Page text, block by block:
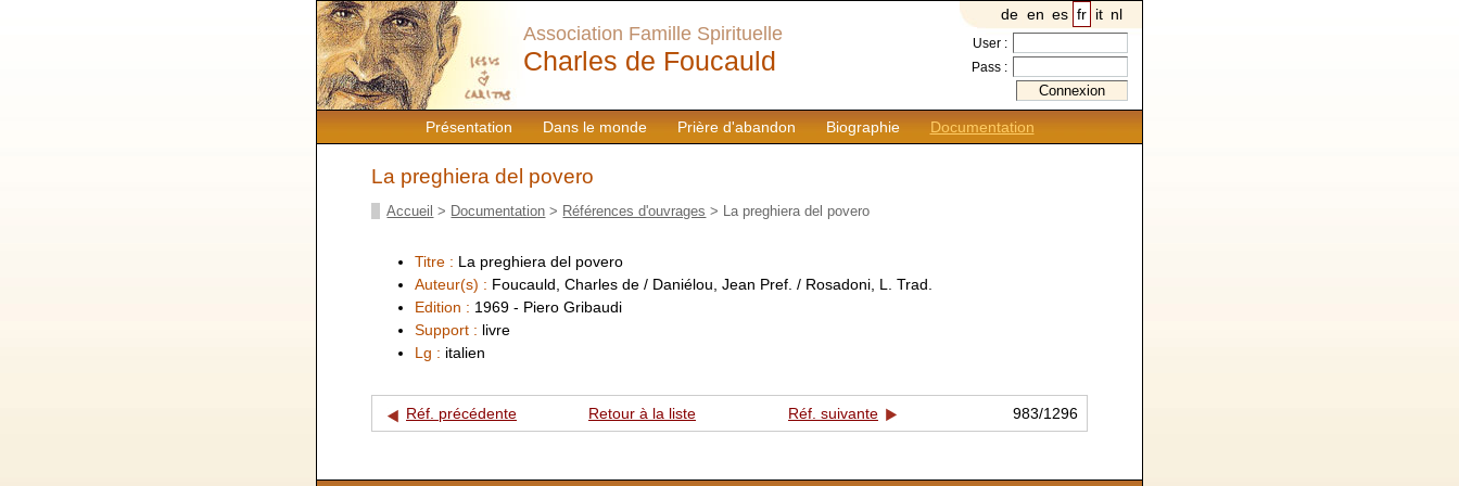
Présentation Dans le monde Prière d'abandon Biographie Documentation
Association Famille Spirituelle
Charles de Foucauld
de en es fr it nl
User :
Pass :
La preghiera del povero
Accueil > Documentation > Références d'ouvrages > La preghiera del povero
Titre : La preghiera del povero
Auteur(s) : Foucauld, Charles de / Daniélou, Jean Pref. / Rosadoni, L. Trad.
Edition : 1969 - Piero Gribaudi
Support : livre
Lg : italien
Réf. précédente Retour à la liste Réf. suivante 983/1296